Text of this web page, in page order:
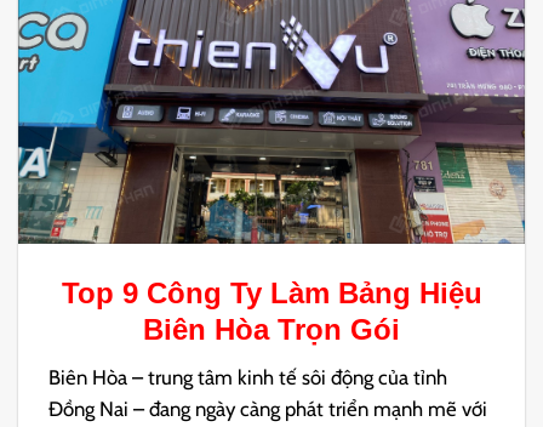
Top 9 Công Ty Làm Bảng Hiệu
Biên HòaTrọn Gói
Biên Hòa – trung tâm kinh tế sôi động của tỉnh
Đồng Nai – đang ngày càng phát triển mạnh mẽ với